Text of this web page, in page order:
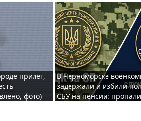
прилет,
фото)
В Черноморске
задержали и избили
СБУ на пенсии: